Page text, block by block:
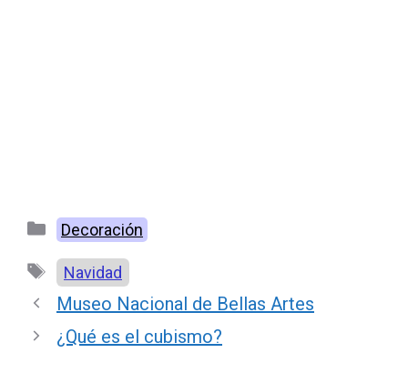
Categorías
Decoración
Etiquetas
Navidad
Museo Nacional de Bellas Artes
¿Qué es el cubismo?